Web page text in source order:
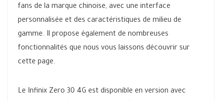
fans de la marque chinoise, avec une interface
personnalisée et des caractéristiques de milieu de
gamme. Il propose également de nombreuses
fonctionnalités que nous vous laissons découvrir sur
cette page.
Le Infinix Zero 30 4G est disponible en version avec